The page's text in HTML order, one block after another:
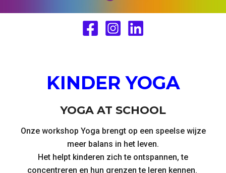
KINDER YOGA
YOGA AT SCHOOL
Onze workshop Yoga brengt op een speelse wijze
meer balans in het leven.
Het helpt kinderen zich te ontspannen, te
concentreren en hun grenzen te leren kennen.